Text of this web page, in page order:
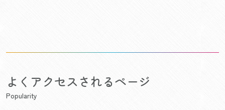
よくアクセスされるページ
Popularity